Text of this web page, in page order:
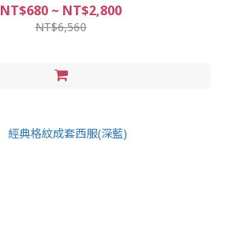
NT$680 ~ NT$2,800
NT$6,560